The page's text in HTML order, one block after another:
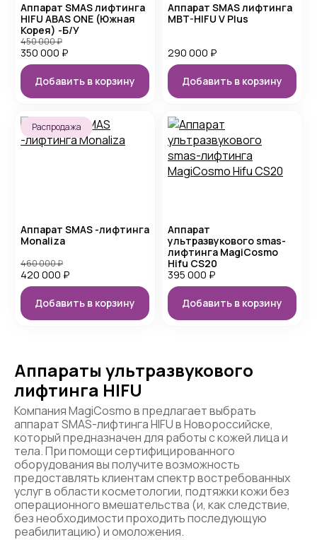
Аппарат SMAS лифтинга
HIFU ABAS ONE (Южная
Корея) -Б/У
350 000 ₽
450 000₽
Добавить в корзину
Аппарат SMAS лифтинга
MBT-HIFU V Plus
290 000 ₽
Добавить в корзину
Распродажа
Аппарат SMAS -лифтинга
Monaliza
420 000 ₽
460 000₽
Добавить в корзину
Аппарат
ультразвукового smas-
лифтинга MagiCosmo
Hifu CS20
395 000 ₽
Добавить в корзину
Аппараты ультразвукового
лифтинга HIFU
Компания MagiCosmo в предлагает выбрать
аппарат SMAS-лифтинга HIFU в Новороссийске,
который предназначен для работы с кожей лица и
тела. При помощи сертифицированного
оборудования вы получите возможность
предоставлять клиентам спектр востребованных
услуг в области косметологии, подтяжки кожи без
операционного вмешательства (и, как следствие,
без необходимости проходить последующую
реабилитацию) и омоложения.